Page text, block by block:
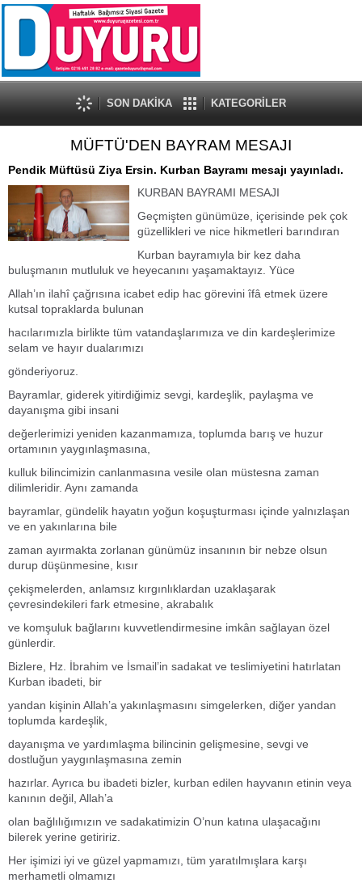
SON DAKİKA KATEGORİLER
MÜFTÜ'DEN BAYRAM MESAJI
Pendik Müftüsü Ziya Ersin. Kurban Bayramı mesajı yayınladı.
KURBAN BAYRAMI MESAJI
Geçmişten günümüze, içerisinde pek çok
güzellikleri ve nice hikmetleri barındıran
Kurban bayramıyla bir kez daha
buluşmanın mutluluk ve heyecanını yaşamaktayız. Yüce
Allah’ın ilahî çağrısına icabet edip hac görevini îfâ etmek üzere
kutsal topraklarda bulunan
hacılarımızla birlikte tüm vatandaşlarımıza ve din kardeşlerimize
selam ve hayır dualarımızı
gönderiyoruz.
Bayramlar, giderek yitirdiğimiz sevgi, kardeşlik, paylaşma ve
dayanışma gibi insani
değerlerimizi yeniden kazanmamıza, toplumda barış ve huzur
ortamının yaygınlaşmasına,
kulluk bilincimizin canlanmasına vesile olan müstesna zaman
dilimleridir. Aynı zamanda
bayramlar, gündelik hayatın yoğun koşuşturması içinde yalnızlaşan
ve en yakınlarına bile
zaman ayırmakta zorlanan günümüz insanının bir nebze olsun
durup düşünmesine, kısır
çekişmelerden, anlamsız kırgınlıklardan uzaklaşarak
çevresindekileri fark etmesine, akrabalık
ve komşuluk bağlarını kuvvetlendirmesine imkân sağlayan özel
günlerdir.
Bizlere, Hz. İbrahim ve İsmail’in sadakat ve teslimiyetini hatırlatan
Kurban ibadeti, bir
yandan kişinin Allah’a yakınlaşmasını simgelerken, diğer yandan
toplumda kardeşlik,
dayanışma ve yardımlaşma bilincinin gelişmesine, sevgi ve
dostluğun yaygınlaşmasına zemin
hazırlar. Ayrıca bu ibadeti bizler, kurban edilen hayvanın etinin veya
kanının değil, Allah’a
olan bağlılığımızın ve sadakatimizin O’nun katına ulaşacağını
bilerek yerine getiririz.
Her işimizi iyi ve güzel yapmamızı, tüm yaratılmışlara karşı
merhametli olmamızı